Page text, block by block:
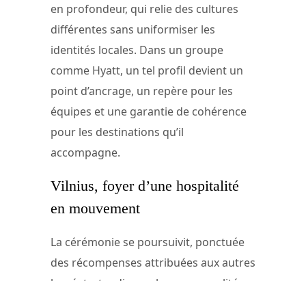
en profondeur, qui relie des cultures
différentes sans uniformiser les
identités locales. Dans un groupe
comme Hyatt, un tel profil devient un
point d’ancrage, un repère pour les
équipes et une garantie de cohérence
pour les destinations qu’il
accompagne.
Vilnius, foyer d’une hospitalité
en mouvement
La cérémonie se poursuivit, ponctuée
des récompenses attribuées aux autres